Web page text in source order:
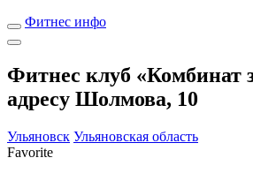
Фитнес инфо
Фитнес клуб «Комбинат
адресу Шолмова, 10
Ульяновск Ульяновская область
Favorite